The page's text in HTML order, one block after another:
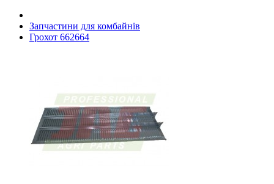
Запчастини для комбайнів
Грохот 662664